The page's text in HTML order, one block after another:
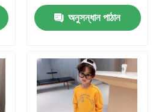
অনুসন্ধান পাঠান